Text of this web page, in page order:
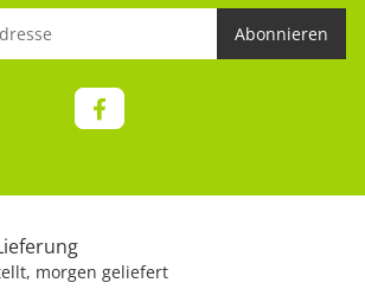
morgen geliefert
Abonnieren